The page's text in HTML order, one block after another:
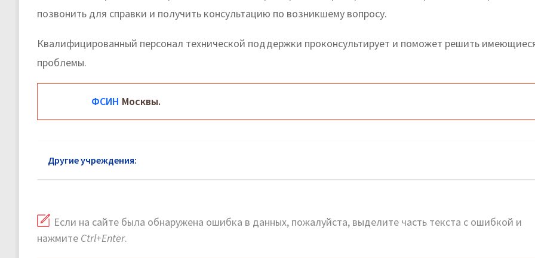
позвонить для справки и получить консультацию по возникшему вопросу.
Квалифицированный персонал технической поддержки проконсультирует и поможет решить
проблемы.
ФСИН Москвы.
Другие учреждения:
Если на сайте была обнаружена ошибка в данных, пожалуйста, выделите часть текста с ошибкой и
нажмите Ctrl+Enter.